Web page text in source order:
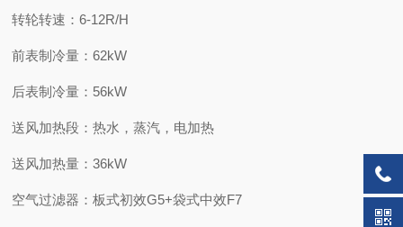
转轮转速：6-12R/H
前表制冷量：62kW
后表制冷量：56kW
送风加热段：热水，蒸汽，电加热
送风加热量：36kW
空气过滤器：板式初效G5+袋式中效F7